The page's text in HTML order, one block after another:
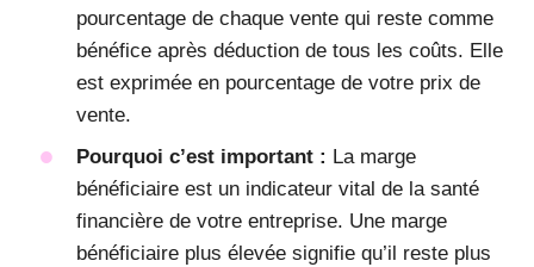
pourcentage de chaque vente qui reste comme
bénéfice après déduction de tous les coûts. Elle
est exprimée en pourcentage de votre prix de
vente.
Pourquoi c’est important : La marge
bénéficiaire est un indicateur vital de la santé
financière de votre entreprise. Une marge
bénéficiaire plus élevée signifie qu’il reste plus